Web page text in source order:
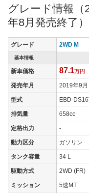
グレード情報（
年8月発売終了）
グレード 2WD M
基本情報
新車価格 87.1万円
発売年月 2019年9月
型式 EBD-
排気量 658cc
定格出力 -
動力区分 ガソリン
タンク容量 34 L
駆動方式 2WD (FR)
ミッション 5速MT